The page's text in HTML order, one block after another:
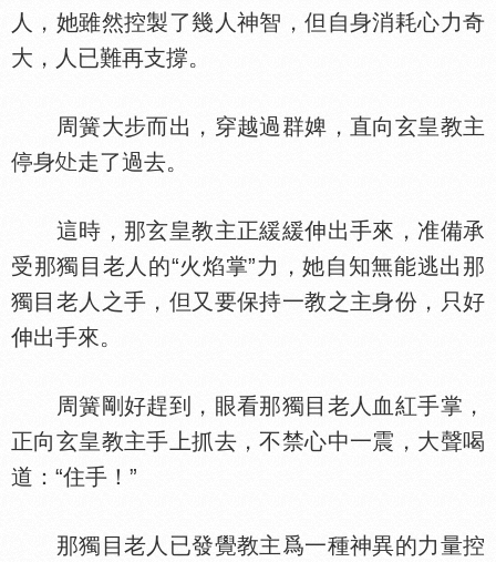
人，她雖然控製了幾人神智，但自身消耗心力奇
大，人已難再支撐。
周簧大步而出，穿越過群婢，直向玄皇教主
停身
走了過去。
這時，那玄皇教主正緩緩伸出手來，准備承
受那獨目老人的“火焰掌”力，她自知無能逃出那
獨目老人之手，但又要保持一教之主身份，只好
伸出手來。
周簧剛好趕到，眼看那獨目老人血紅手掌，
正向玄皇教主手上抓去，不禁心中一震，大聲喝
道：“住手！”
那獨目老人已發覺教主爲一種神異的力量控